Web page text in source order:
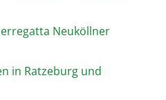
Neuköllner
in Ratzeburg und